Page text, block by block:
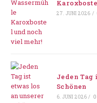
27. JUNI 2026 /
Jeden Tag
Schönen
6. JUNI 2026 /